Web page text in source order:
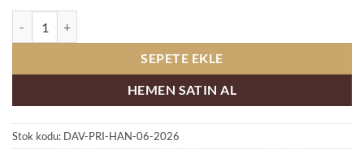
SEPETE EKLE
HEMEN SATIN AL
Stok kodu: DAV-PRI-HAN-06-2026